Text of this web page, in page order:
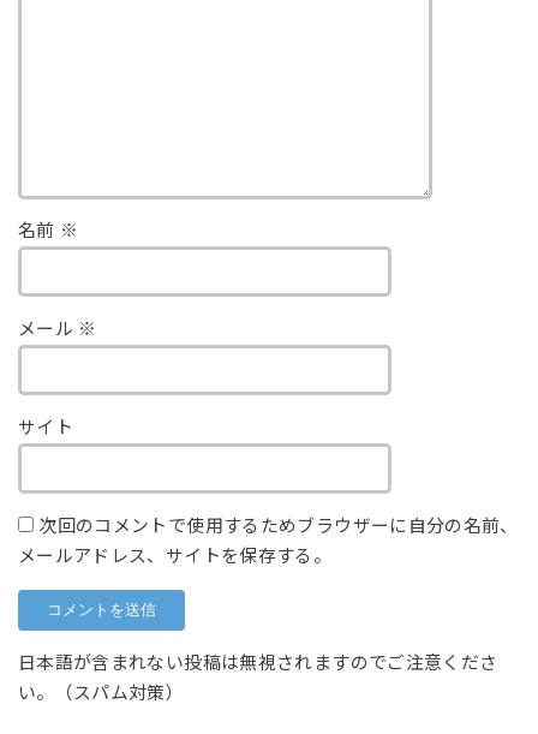
名前 ※
メール ※
サイト
次回のコメントで使用するためブラウザーに自分の名前、
メールアドレス、サイトを保存する。
日本語が含まれない投稿は無視されますのでご注意くださ
い。（スパム対策）